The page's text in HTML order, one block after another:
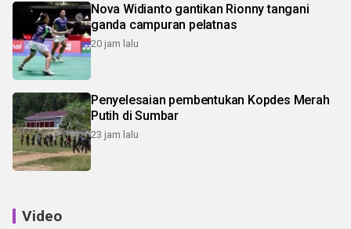
Nova Widianto gantikan Rionny tangani
ganda campuran pelatnas
20 jam lalu
Penyelesaian pembentukan Kopdes Merah
Putih di Sumbar
23 jam lalu
Video